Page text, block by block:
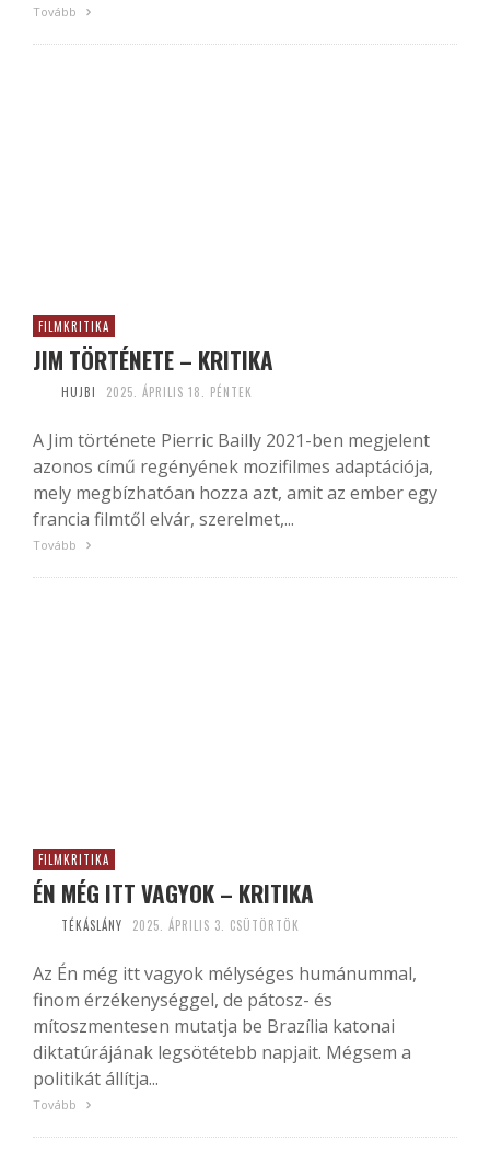
Tovább
FILMKRITIKA
JIM TÖRTÉNETE – KRITIKA
HUJBI 2025. ÁPRILIS 18. PÉNTEK
A Jim története Pierric Bailly 2021-ben megjelent
azonos című regényének mozifilmes adaptációja,
mely megbízhatóan hozza azt, amit az ember egy
francia filmtől elvár, szerelmet,...
Tovább
FILMKRITIKA
ÉN MÉG ITT VAGYOK – KRITIKA
TÉKÁSLÁNY 2025. ÁPRILIS 3. CSÜTÖRTÖK
Az Én még itt vagyok mélységes humánummal,
finom érzékenységgel, de pátosz- és
mítoszmentesen mutatja be Brazília katonai
diktatúrájának legsötétebb napjait. Mégsem a
politikát állítja...
Tovább